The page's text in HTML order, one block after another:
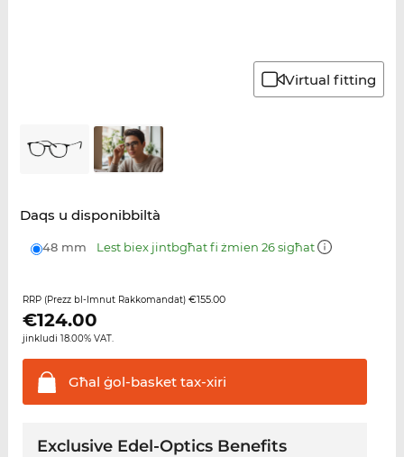
Virtual fitting
Daqs u disponibbiltà
48 mm Lest biex jintbgħat fi żmien 26 sigħat
RRP (Prezz bl-Imnut Rakkomandat) €155.00
€124.00
jinkludi 18.00% VAT.
Għal ġol-baskettax-xiri
Exclusive Edel-Optics Benefits